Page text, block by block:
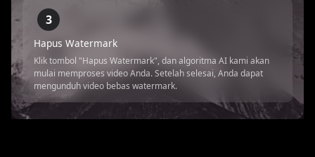
3
Hapus Watermark
Klik tombol "Hapus Watermark", dan algoritma AI kami akan
mulai memproses video Anda. Setelah selesai, Anda dapat
mengunduh video bebas watermark.